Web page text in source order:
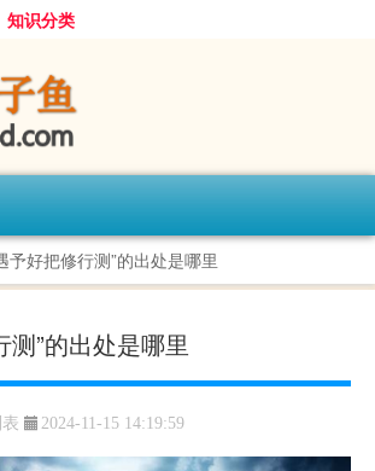
知识分类
予好把修行测”的出处是哪里
测”的出处是哪里
2024-11-15 14:19:59